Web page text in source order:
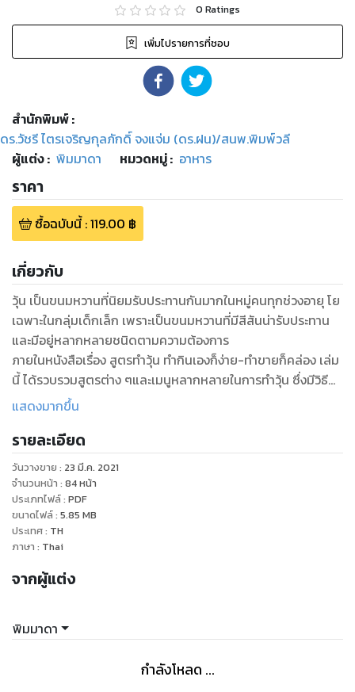
0 Ratings
เพิ่มไปรายการที่ชอบ
สำนักพิมพ์:
ดร.วัชรี ไตรเจริญกุลภักดิ์ จงแจ่ม (ดร.ฝน)/สนพ.พิมพ์วลี
ผู้แต่ง : พิมมาดา หมวดหมู่: อาหาร
ราคา
ซื้อฉบับนี้:119.00 ฿
เกี่ยวกับ
วุ้น เป็นขนมหวานที่นิยมรับประทานกันมากในหมู่คนทุกช่วงอายุ โย
เฉพาะในกลุ่มเด็กเล็ก เพราะเป็นขนมหวานที่มีสีสันน่ารับประทาน
และมีอยู่หลากหลายชนิดตามความต้องการ
ภายในหนังสือเรื่อง สูตรทำวุ้น ทำกินเองก็ง่าย-ทำขายก็คล่อง เล่ม
นี้ ได้รวบรวมสูตรต่าง ๆและเมนูหลากหลายในการทำวุ้น ซึ่งมีวิธี
การและอธิบายรายละเอียดในการทำ รวมถึงเคล็ดลับ ความรู้ต่างๆ
ในการทำตัววุ้นด้วยตนเองเอาไว้อย่างละเอียด ควรค่าอย่างยิ่งที่
ท่านผู้อ่านจะได้มีหนังสือเล่มนี้ เก็บไว้ทดลองทำวุ้นหลากหลาย
สไตล์เพื่อรับประทานเองที่บ้านหรือจะนำไปประกอบเป็นอาชีพก็นับ
แสดงมากขึ้น
รายละเอียด
วันวางขาย : 23 มี.ค. 2021
จำนวนหน้า : 84หน้า
ประเภทไฟล์: PDF
ขนาดไฟล์: 5.85 MB
ประเทศ: TH
ภาษา : Thai
จากผู้แต่ง
พิมมาดา
กำลังโหลด ...